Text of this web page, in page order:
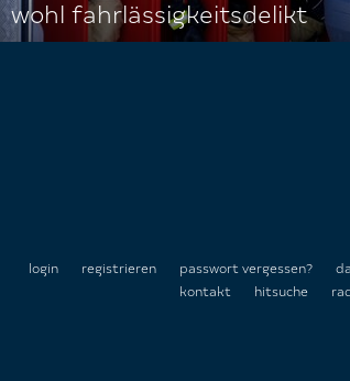
wohl fahrlässigkeitsdelikt
login registrieren passwort vergessen?
kontakt
hitsuche